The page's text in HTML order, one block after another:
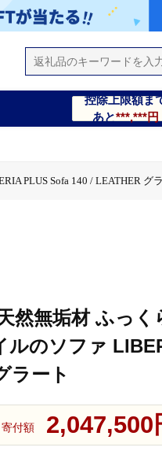
控除上限額ま
あと***,***円
PLUS Sofa 140 / LEATHER グ
然無垢材 ふっ
ルのソファ
ラート
寄付額 2,047,500